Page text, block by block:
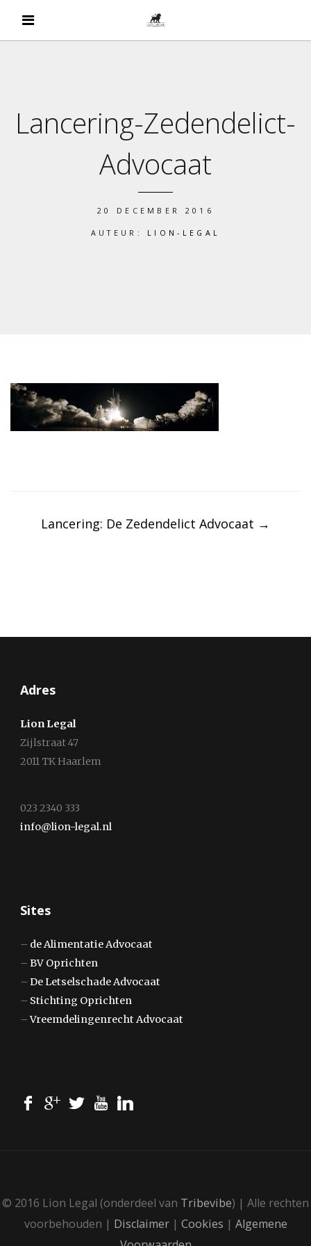
Lancering-Zedendelict-
Advocaat
20 DECEMBER 2016
AUTEUR: LION-LEGAL
navigation
Lancering: De Zedendelict Advocaat →
Adres
Lion Legal
Zijlstraat 47
2011 TK Haarlem
023 2340 333
info@lion-legal.nl
Sites
– de Alimentatie Advocaat
– BV Oprichten
– De Letselschade Advocaat
– Stichting Oprichten
–Vreemdelingenrecht Advocaat
© 2016 Lion Legal (onderdeel van Tribevibe) | Alle rechten
voorbehouden | Disclaimer| Cookies | Algemene